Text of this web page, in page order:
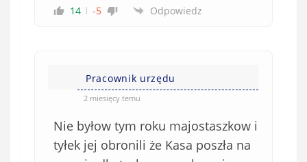
14 -5 Odpowiedz
Pracownik urzędu
2 miesięcy temu
Nie byłow tym roku majostaszkow i
tyłek jej obronili że Kasa poszła na